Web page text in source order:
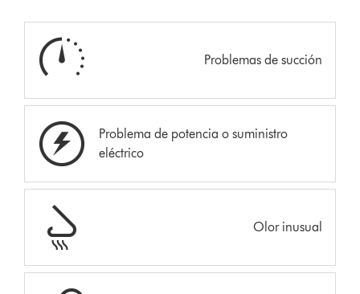
Problemas de succión
Problema de potencia o suministro
eléctrico
Olor inusual